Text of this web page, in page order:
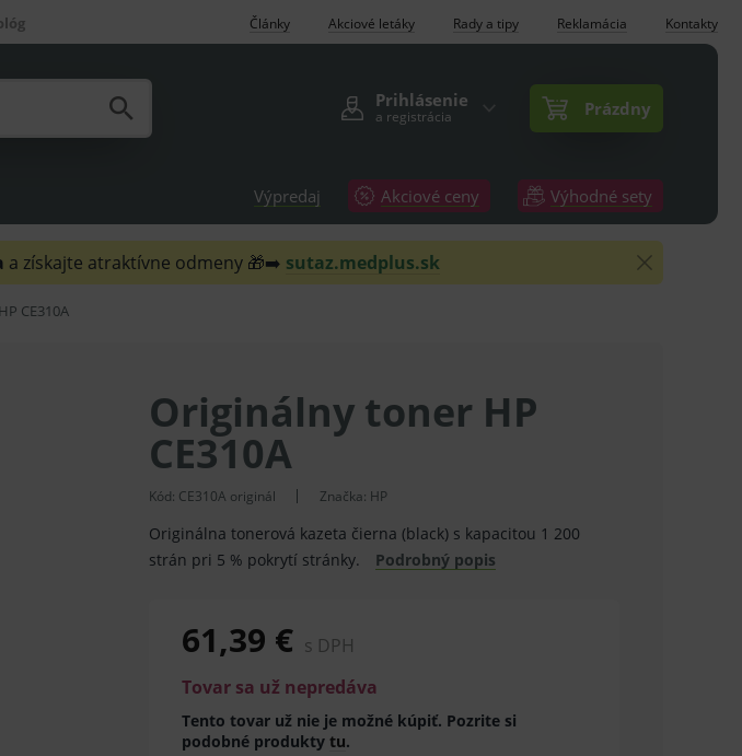
Články Akciové letáky Rady a tipy Reklamácia Kontakty
Prihlásenie
a registrácia Prázdny
Výpredaj Akciové ceny Výhodné sety
a získajte atraktívne odmeny 🎁➡️ sutaz.medplus.sk
CE310A
Originálny toner HP
CE310A
Kód: CE310A originál Značka: HP
Originálna tonerová kazeta čierna (black) s kapacitou 1 200
strán pri 5 % pokrytí stránky.
Podrobný popis
61,39 € s DPH
Tovar sa už nepredáva
Tento tovar už nie je možné kúpiť. Pozrite si
podobné produkty tu.